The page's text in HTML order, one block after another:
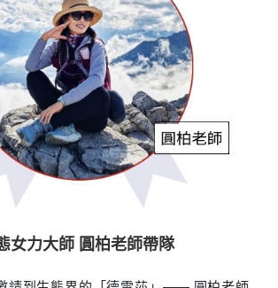
女力大師 圓柏老師帶隊